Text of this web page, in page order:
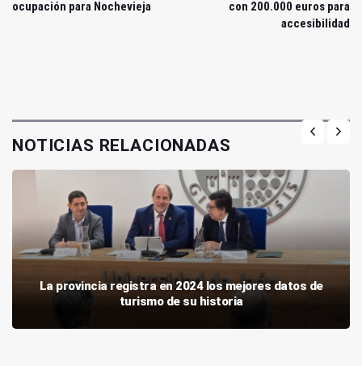
ocupación para Nochevieja
con 200.000 euros para
accesibilidad
NOTICIAS RELACIONADAS
La provincia registra en 2024 los mejores datos de
turismo de su historia